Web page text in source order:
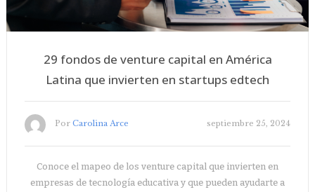
29 fondos de venture capital en América
Latina que invierten en startups edtech
Por Carolina Arce septiembre 25, 2024
Conoce el mapeo de los venture capital que invierten en
empresas de tecnología educativa y que pueden ayudarte a